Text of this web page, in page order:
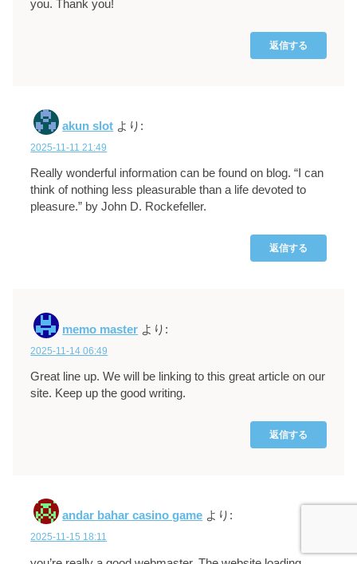
you. Thank you!
返信する
akun slot より:
2025-11-11 21:49
Really wonderful information can be found on blog. “I can
think of nothing less pleasurable than a life devoted to
pleasure.” by John D. Rockefeller.
返信する
memo master より:
2025-11-14 06:49
Great line up. We will be linking to this great article on our
site. Keep up the good writing.
返信する
andar bahar casino game より:
2025-11-15 18:11